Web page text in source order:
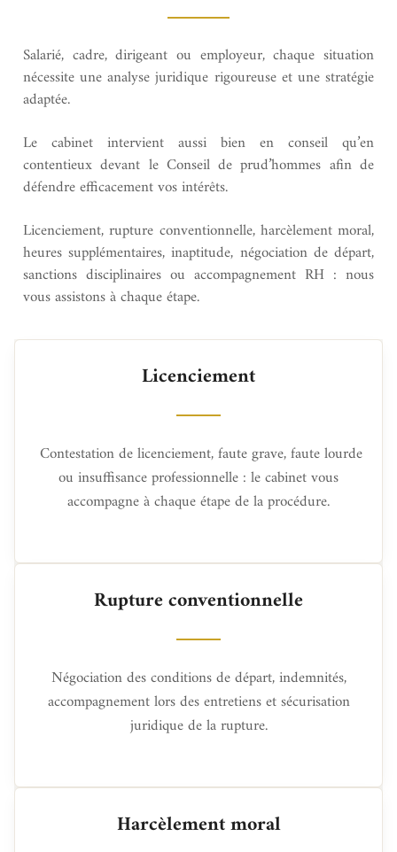
Salarié, cadre, dirigeant ou employeur, chaque situation
nécessite une analyse juridique rigoureuse et une stratégie
adaptée.
Le cabinet intervient aussi bien en conseil qu’en
contentieux devant le Conseil de prud’hommes afin de
défendre efficacement vos intérêts.
Licenciement, rupture conventionnelle, harcèlement moral,
heures supplémentaires, inaptitude, négociation de départ,
sanctions disciplinaires ou accompagnement RH : nous
vous assistons à chaque étape.
Licenciement
Contestation de licenciement, faute grave, faute lourde
ou insuffisance professionnelle : le cabinet vous
accompagne à chaque étape de la procédure.
Rupture conventionnelle
Négociation des conditions de départ, indemnités,
accompagnement lors des entretiens et sécurisation
juridique de la rupture.
Harcèlement moral